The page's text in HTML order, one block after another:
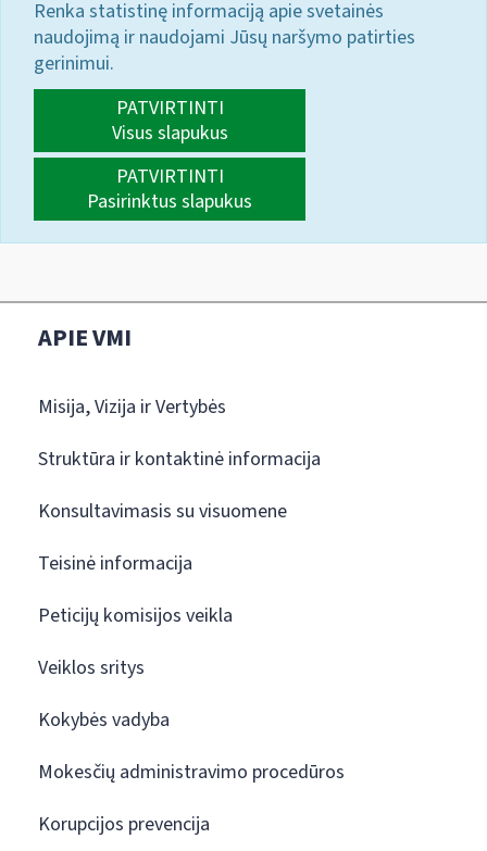
Renka statistinę informaciją apie svetainės
naudojimą ir naudojami Jūsų naršymo patirties
gerinimui.
PATVIRTINTI
Visus slapukus
PATVIRTINTI
Pasirinktus slapukus
APIE VMI
Misija, Vizija ir Vertybės
Struktūra ir kontaktinė informacija
Konsultavimasis su visuomene
Teisinė informacija
Peticijų komisijos veikla
Veiklos sritys
Kokybės vadyba
Mokesčių administravimo procedūros
Korupcijos prevencija